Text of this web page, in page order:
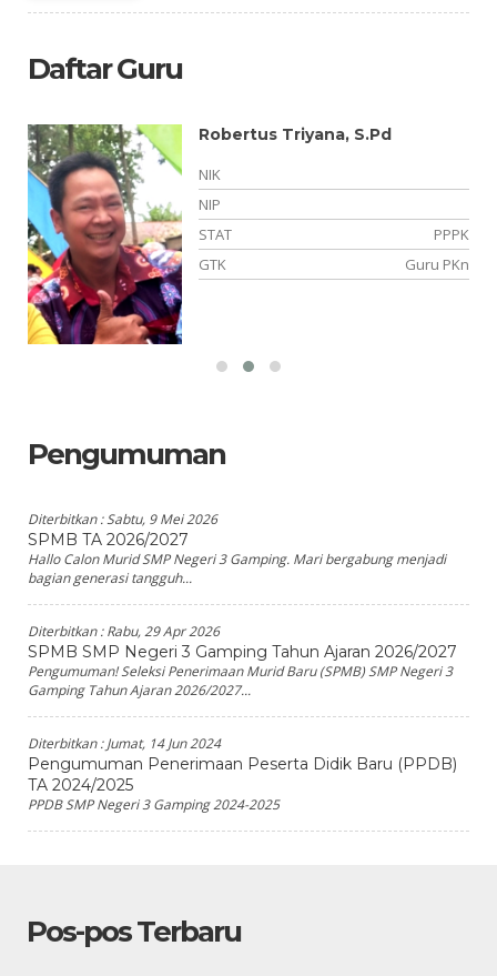
Daftar Guru
Robertus Triyana, S.Pd
NIK
NIP
STAT
PPPK
GTK
Guru PKn
Pengumuman
Diterbitkan :Sabtu, 9 Mei 2026
SPMB TA 2026/2027
Hallo Calon Murid SMP Negeri 3 Gamping. Mari bergabung menjadi
bagian generasi tangguh...
Diterbitkan :Rabu, 29 Apr 2026
SPMB SMP Negeri 3 Gamping Tahun Ajaran 2026/2027
Pengumuman! Seleksi Penerimaan Murid Baru (SPMB) SMP Negeri 3
Gamping Tahun Ajaran 2026/2027...
Diterbitkan :Jumat, 14 Jun 2024
Pengumuman Penerimaan Peserta Didik Baru (PPDB)
TA 2024/2025
PPDB SMP Negeri 3 Gamping 2024-2025
Pos-pos Terbaru